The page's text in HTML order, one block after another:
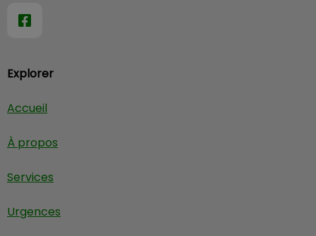
Explorer
Accueil
À propos
Services
Urgences